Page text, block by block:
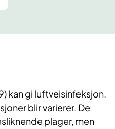
kan gi luftveisinfeksjon.
blir varierer. De
plager, men